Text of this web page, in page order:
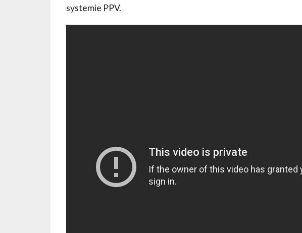
systemie PPV.